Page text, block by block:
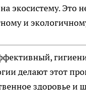
экосистему. Это
и
делают этот
здоровье и